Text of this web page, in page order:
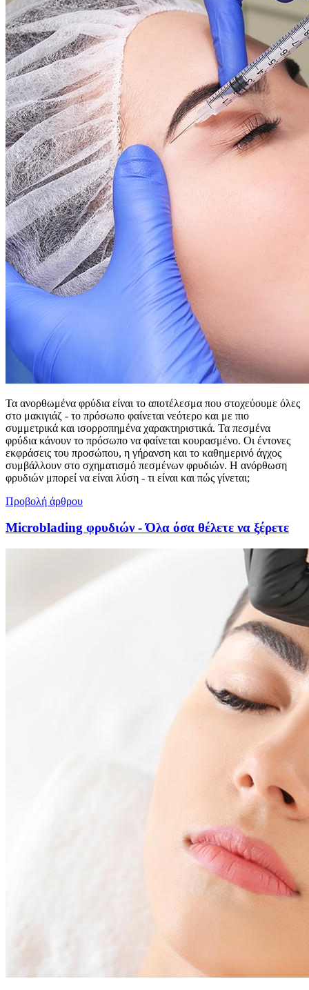
Τα ανορθωμένα φρύδια είναι το αποτέλεσμα που στοχεύουμε όλες
στο μακιγιάζ - το πρόσωπο φαίνεται νεότερο και με πιο
συμμετρικά και ισορροπημένα χαρακτηριστικά. Τα πεσμένα
φρύδια κάνουν το πρόσωπο να φαίνεται κουρασμένο. Οι έντονες
εκφράσεις του προσώπου, η γήρανση και το καθημερινό άγχος
συμβάλλουν στο σχηματισμό πεσμένων φρυδιών. Η ανόρθωση
φρυδιών μπορεί να είναι λύση - τι είναι και πώς γίνεται;
Προβολή άρθρου
Microblading φρυδιών - Όλα όσα θέλετε να ξέρετε